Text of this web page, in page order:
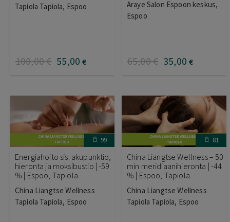
Tapiola Tapiola, Espoo
100,00€ 55,00 €
Araye Salon Espoon keskus,
Espoo
65,00€ 35,00 €
99
Energiahoito sis. akupunktio,
hieronta ja moksibustio | -59
% | Espoo, Tapiola
China Liangtse Wellness
Tapiola Tapiola, Espoo
81
China Liangtse Wellness – 50
min meridiaanihieronta | -44
% | Espoo, Tapiola
China Liangtse Wellness
Tapiola Tapiola, Espoo